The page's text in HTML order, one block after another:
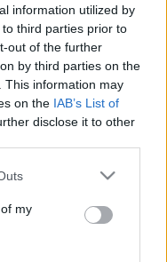
information utilized by
third parties prior to
out of the further
by third parties on the
This information may
on the IAB’s List of
disclose it to other
one or more Google
You may click to
third-party tags to
in below Google
my